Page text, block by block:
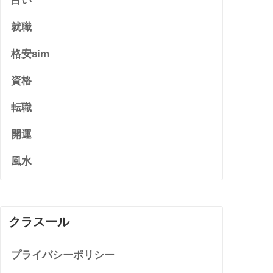
就職
格安sim
資格
転職
開運
風水
クラスール
プライバシーポリシー